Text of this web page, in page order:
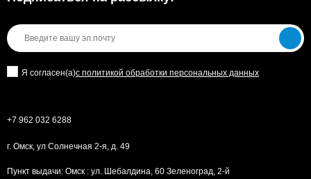
Я согласен(a)с политикой обработки персональных данных
+7 962 032 6288
г. Омск, ул Солнечная 2-я, д. 49
Пункт выдачи: Омск : ул. Шебалдина, 60 Зеленоград, 2-й